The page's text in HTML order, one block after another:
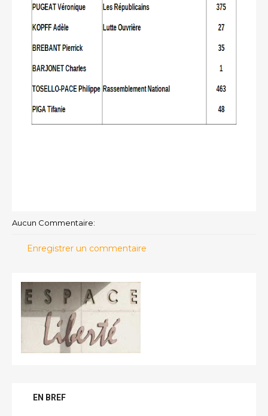
Aucun Commentaire:
Enregistrer un commentaire
EN BREF